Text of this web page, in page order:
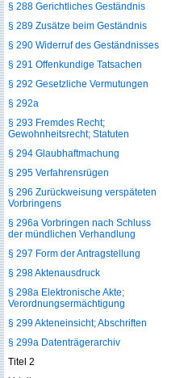
§ 288 Gerichtliches Geständnis
§ 289 Zusätze beim Geständnis
§ 290 Widerruf des Geständnisses
§ 291 Offenkundige Tatsachen
§ 292 Gesetzliche Vermutungen
§ 292a
§ 293 Fremdes Recht;
Gewohnheitsrecht; Statuten
§ 294 Glaubhaftmachung
§ 295 Verfahrensrügen
§ 296 Zurückweisung verspäteten
Vorbringens
§ 296a Vorbringen nach Schluss
der mündlichen Verhandlung
§ 297 Form der Antragstellung
§ 298 Aktenausdruck
§ 298a Elektronische Akte;
Verordnungsermächtigung
§ 299 Akteneinsicht; Abschriften
§ 299a Datenträgerarchiv
Titel 2